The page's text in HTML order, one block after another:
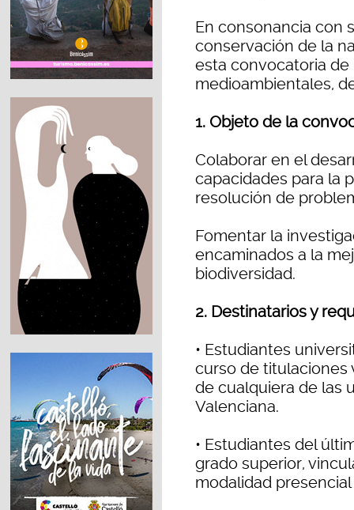
En consonancia con
conservación de la
esta convocatoria
medioambientales,
1. Objeto de la
Colaborar en el
capacidades para la
resolución de
Fomentar la
encaminados a la
biodiversidad.
2. Destinatarios y
• Estudiantes
curso de titulaciones
de cualquiera de las
Valenciana.
• Estudiantes del
grado superior,
modalidad